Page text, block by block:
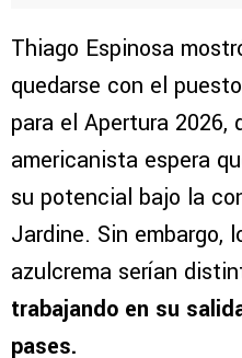
Thiago Espinosa
quedarse con el
para el Apertura 2026,
americanista espera
su potencial bajo la
Jardine. Sin embargo,
azulcrema serían
trabajando en su
pases.